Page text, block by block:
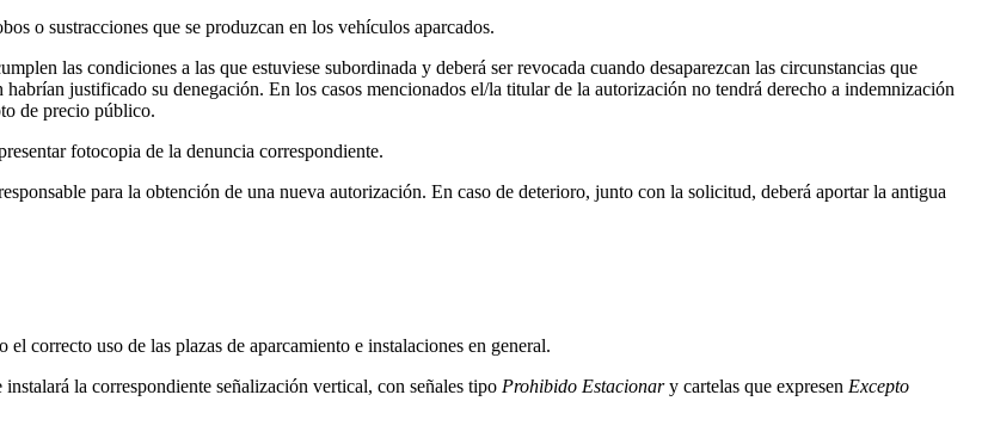
o sustracciones que se produzcan en los vehículos aparcados.
las condiciones a las que estuviese subordinada y deberá ser revocada cuando desaparezcan las circunstancias que
justificado su denegación. En los casos mencionados el/la titular de la autorización no tendrá derecho a indemnización
de precio público.
fotocopia de la denuncia correspondiente.
para la obtención de una nueva autorización. En caso de deterioro, junto con la solicitud, deberá aportar la antigua
correcto uso de las plazas de aparcamiento e instalaciones en general.
la correspondiente señalización vertical, con señales tipo Prohibido Estacionary cartelas que expresen Excepto